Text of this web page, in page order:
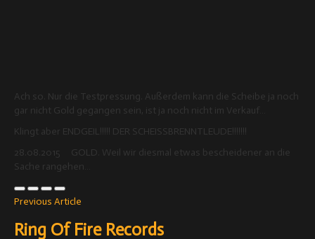
Ach so. Nur die Testpressung. Außerdem kann die Scheibe ja noch
gar nicht Gold gegangen sein, ist ja noch nicht im Verkauf…
Klingt aber ENDGEIL!!!!! DER SCHEISSBRENNTLEUDE!!!!!!!
28.08.2015 GOLD. Weil wir diesmal etwas bescheidener an die
Sache rangehen…
Previous Article
Ring Of Fire Records